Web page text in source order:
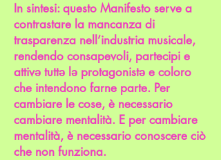
In sintesi: questo Manifesto serve a
contrastare la mancanza di
trasparenza nell’industria musicale,
rendendo consapevoli, partecipi e
attivə tuttə lə protagonistə e coloro
che intendono farne parte. Per
cambiare le cose, è necessario
cambiare mentalità. E per cambiare
mentalità, è necessario conoscere ciò
che non funziona.